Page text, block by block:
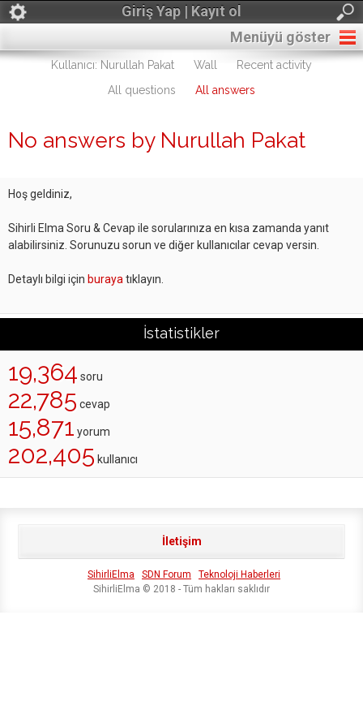
Giriş Yap | Kayıt ol
Menüyü göster
Kullanıcı: Nurullah Pakat Wall
Recent activity
All questions
All answers
No answers by Nurullah Pakat
Hoş geldiniz,
Sihirli Elma Soru & Cevap ile sorularınıza en kısa zamanda yanıt
alabilirsiniz. Sorunuzu sorun ve diğer kullanıcılar cevap versin.
Detaylı bilgi için buraya tıklayın.
İstatistikler
19,364 soru
22,785 cevap
15,871 yorum
202,405 kullanıcı
İletişim
SihirliElma SDN Forum
Teknoloji Haberleri
SihirliElma © 2018 - Tüm hakları saklıdır